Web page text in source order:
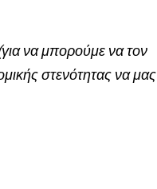
να μπορούμε να τον
στενότητας να μας